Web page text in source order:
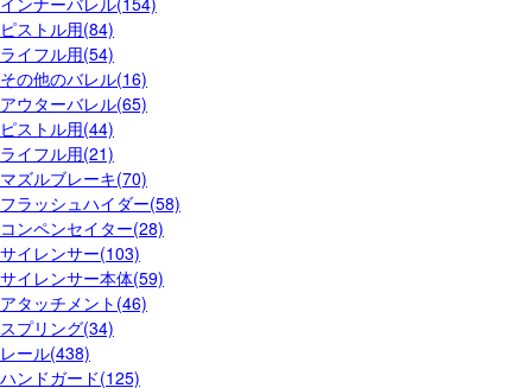
ピストル用(84)
ライフル用(54)
その他のバレル(16)
アウターバレル(65)
ピストル用(44)
ライフル用(21)
マズルブレーキ(70)
フラッシュハイダー(58)
コンペンセイター(28)
サイレンサー(103)
サイレンサー本体(59)
アタッチメント(46)
スプリング(34)
レール(438)
ハンドガード(125)